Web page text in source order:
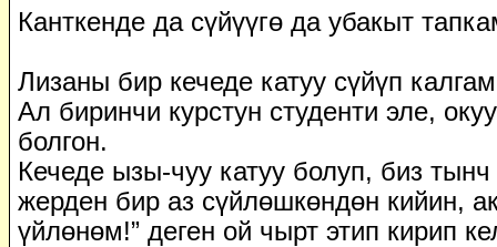
Канткенде да сүйүүгө да убакыт
Лизаны бир кечеде катуу сүйүп
Ал биринчи курстун студенти эле,
болгон.
Кечеде ызы-чуу катуу болуп, биз
жерден бир аз сүйлөшкөндөн кийин,
үйлөнөм!” деген ой чырт этип кирип